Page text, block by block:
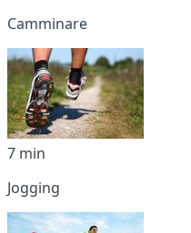
Camminare
7 min
Jogging